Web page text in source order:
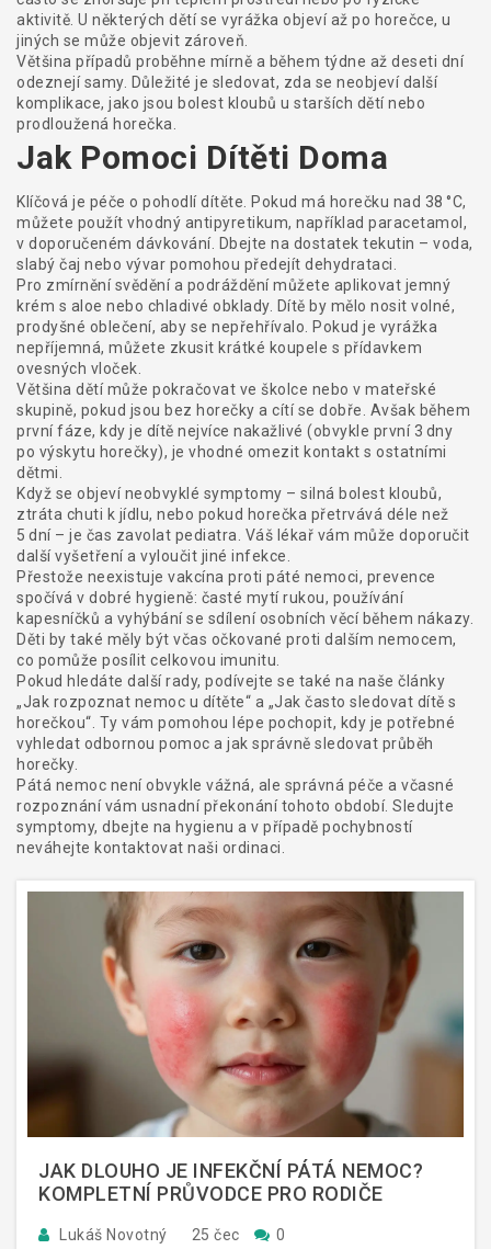
aktivitě. U některých dětí se vyrážka objeví až po horečce, u
jiných se může objevit zároveň.
Většina případů proběhne mírně a během týdne až deseti dní
odeznejí samy. Důležité je sledovat, zda se neobjeví další
komplikace, jako jsou bolest kloubů u starších dětí nebo
prodloužená horečka.
Jak Pomoci Dítěti Doma
Klíčová je péče o pohodlí dítěte. Pokud má horečku nad 38 °C,
můžete použít vhodný antipyretikum, například paracetamol,
v doporučeném dávkování. Dbejte na dostatek tekutin – voda,
slabý čaj nebo vývar pomohou předejít dehydrataci.
Pro zmírnění svědění a podráždění můžete aplikovat jemný
krém s aloe nebo chladivé obklady. Dítě by mělo nosit volné,
prodyšné oblečení, aby se nepřehřívalo. Pokud je vyrážka
nepříjemná, můžete zkusit krátké koupele s přídavkem
ovesných vloček.
Většina dětí může pokračovat ve školce nebo v mateřské
skupině, pokud jsou bez horečky a cítí se dobře. Avšak během
první fáze, kdy je dítě nejvíce nakažlivé (obvykle první 3 dny
po výskytu horečky), je vhodné omezit kontakt s ostatními
dětmi.
Když se objeví neobvyklé symptomy – silná bolest kloubů,
ztráta chuti k jídlu, nebo pokud horečka přetrvává déle než
5 dní – je čas zavolat pediatra. Váš lékař vám může doporučit
další vyšetření a vyloučit jiné infekce.
Přestože neexistuje vakcína proti páté nemoci, prevence
spočívá v dobré hygieně: časté mytí rukou, používání
kapesníčků a vyhýbání se sdílení osobních věcí během nákazy.
Děti by také měly být včas očkované proti dalším nemocem,
co pomůže posílit celkovou imunitu.
Pokud hledáte další rady, podívejte se také na naše články
„Jak rozpoznat nemoc u dítěte“ a „Jak často sledovat dítě s
horečkou“. Ty vám pomohou lépe pochopit, kdy je potřebné
vyhledat odbornou pomoc a jak správně sledovat průběh
horečky.
Pátá nemoc není obvykle vážná, ale správná péče a včasné
rozpoznání vám usnadní překonání tohoto období. Sledujte
symptomy, dbejte na hygienu a v případě pochybností
neváhejte kontaktovat naši ordinaci.
JAK DLOUHO JE INFEKČNÍ PÁTÁ NEMOC?
KOMPLETNÍ PRŮVODCE PRO RODIČE
Lukáš Novotný 25 čec 0